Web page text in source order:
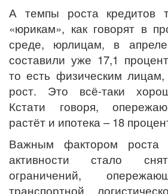
А темпы роста кредитов
«юрикам», как говорят в
среде, юрлицам, в
составили уже 17,1
то есть физическим
рост. Это всё-таки
Кстати говоря,
растёт и ипотека – 18
Важным фактором роста
активности стало
ограничений,
транспортной,